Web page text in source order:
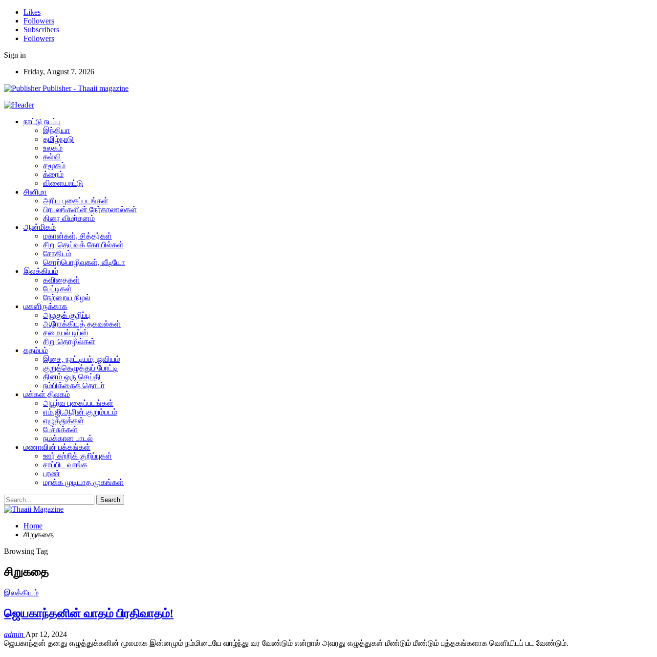
Likes
Followers
Subscribers
Followers
Sign in
Friday, August 7, 2026
Publisher - Thaaii magazine
நாட்டு நடப்பு
இந்தியா
தமிழ்நாடு
உலகம்
கல்வி
சமூகம்
க்ரைம்
விளையாட்டு
சினிமா
அரிய புகைப்படங்கள்
பிரபலங்களின் நேர்காணல்கள்
திரை விமர்சனம்
ஆன்மிகம்
மகான்கள், சித்தர்கள்
சிறு தெய்வக் கோயில்கள்
சோதிடம்
சொற்பொழிவுகள், வீடியோ
இலக்கியம்
கவிதைகள்
பேட்டிகள்
நேற்றைய நிழல்
மகளிருக்காக
அழகுக் குறிப்பு
ஆரோக்கியத் தகவல்கள்
சமையல் டிப்ஸ்
சிறு தொழில்கள்
கதம்பம்
இசை, நாட்டியம், ஓவியம்
குறுக்கெழுத்துப் போட்டி
தினம் ஒரு செய்தி
நம்பிக்கைத் தொடர்
மக்கள் திலகம்
அபூர்வ புகைப்படங்கள்
எம்.ஜி.ஆரின் குறும்படம்
எழுத்துக்கள்
பேச்சுக்கள்
நமக்கான பாடல்
மணாவின் பக்கங்கள்
ஊர் சுற்றிக் குறிப்புகள்
சாப்பிட வாங்க
பரண்
மறக்க முடியாத முகங்கள்
Home
சிறுகதை
Browsing Tag
சிறுகதை
இலக்கியம்
ஜெயகாந்தனின் வாதம் பிரதிவாதம்!
admin Apr 12, 2024
ஜெயகாந்தன் தனது எழுத்துக்களின் மூலமாக இன்னமும் நம்மிடையே வாழ்ந்து வர வேண்டும் என்றால் அவரது எழுத்துகள் மீண்டும் மீண்டும் புத்தகங்களாக வெளியிடப் பட வேண்டும்.